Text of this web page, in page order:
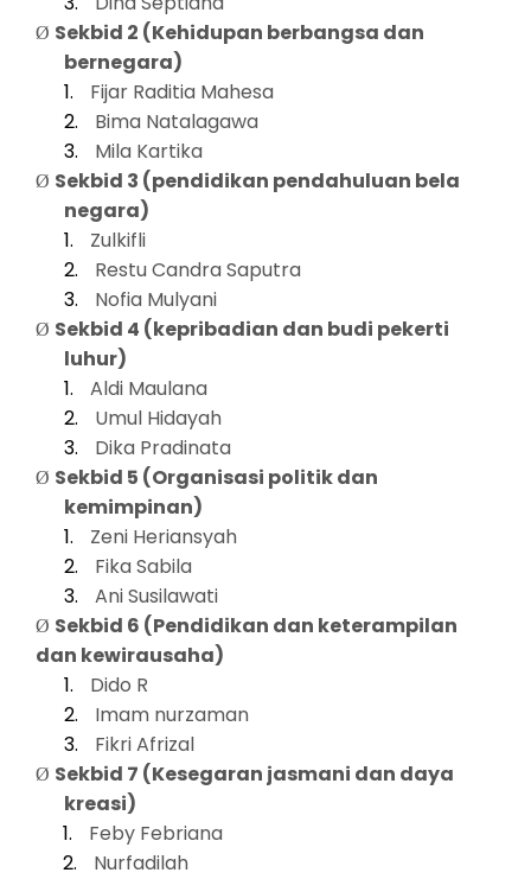
Ø Sekbid 2 (Kehidupan berbangsa dan
bernegara)
1.
Fijar Raditia Mahesa
2.
Bima Natalagawa
3.
Mila Kartika
Ø Sekbid 3 (pendidikan pendahuluan bela
negara)
1.
Zulkifli
2.
Restu Candra Saputra
3.
Nofia Mulyani
Ø Sekbid 4 (kepribadian dan budi pekerti
luhur)
1.
Aldi Maulana
2.
Umul Hidayah
3.
Dika Pradinata
Ø Sekbid 5 (Organisasi politik dan
kemimpinan)
1.
Zeni Heriansyah
2.
Fika Sabila
3.
Ani Susilawati
Ø Sekbid 6 (Pendidikan dan keterampilan
dan kewirausaha)
1.
Dido R
2.
Imam nurzaman
3.
Fikri Afrizal
Ø Sekbid 7 (Kesegaran jasmani dan daya
kreasi)
1.
Feby Febriana
2.
Nurfadilah